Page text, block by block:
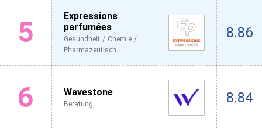
5
Expressions
parfumées
Gesundheit / Chemie /
Pharmazeutisch
8.86
6 Wavestone
Beratung 8.84